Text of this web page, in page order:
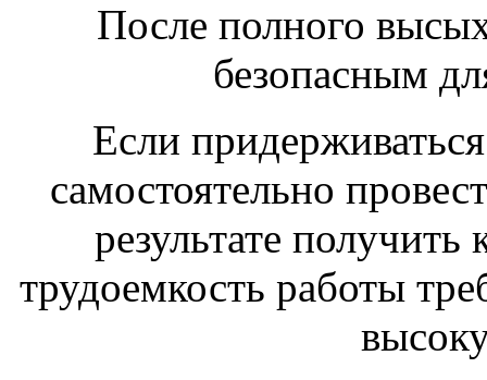
После полного
безопасным
Если
самостоятельно
результате получить
трудоемкость работы